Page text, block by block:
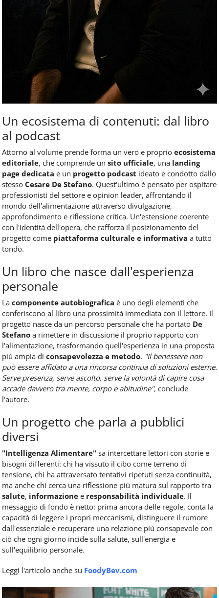
Un ecosistema di contenuti: dal libro
al podcast
Attorno al volume prende forma un vero e proprio ecosistema
editoriale, che comprende un sito ufficiale, una landing
page dedicata e un progetto podcast ideato e condotto dallo
stesso Cesare De Stefano. Quest'ultimo è pensato per ospitare
professionisti del settore e opinion leader, affrontando il
mondo dell'alimentazione attraverso divulgazione,
approfondimento e riflessione critica. Un'estensione coerente
con l'identità dell'opera, che rafforza il posizionamento del
progetto come piattaforma culturale e informativa a tutto
tondo.
Un libro che nasce dall'esperienza
personale
La componente autobiografica è uno degli elementi che
conferiscono al libro una prossimità immediata con il lettore. Il
progetto nasce da un percorso personale che ha portato De
Stefano a rimettere in discussione il proprio rapporto con
l'alimentazione, trasformando quell'esperienza in una proposta
più ampia di consapevolezza e metodo. "Il benessere non
può essere affidato a una rincorsa continua di soluzioni esterne.
Serve presenza, serve ascolto, serve la volontà di capire cosa
accade davvero tra mente, corpo e abitudine", conclude
l'autore.
Un progetto che parla a pubblici
diversi
"Intelligenza Alimentare" sa intercettare lettori con storie e
bisogni differenti: chi ha vissuto il cibo come terreno di
tensione, chi ha attraversato tentativi ripetuti senza continuità,
ma anche chi cerca una riflessione più matura sul rapporto tra
salute, informazione e responsabilità individuale. Il
messaggio di fondo è netto: prima ancora delle regole, conta la
capacità di leggere i propri meccanismi, distinguere il rumore
dall'essenziale e recuperare una relazione più consapevole con
ciò che ogni giorno incide sulla salute, sull'energia e
sull'equilibrio personale.
Leggi l'articolo anche su FoodyBev.com